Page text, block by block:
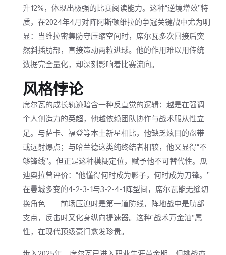
升12%，体现出极强的比赛阅读能力。这种“逆境增效”特
质，在2024年4月对阵阿斯顿维拉的争冠关键战中尤为明
显：当维拉密集防守压缩空间时，席尔瓦多次回接后突
然斜插肋部，直接策动两粒进球。他的作用难以用传统
数据完全量化，却深刻影响着比赛流向。
风格悖论
席尔瓦的成长轨迹暗含一种反直觉的逻辑：越是在强调
个人创造力的英超，他越依赖团队协作与战术服从性立
足。与萨卡、福登等本土新星相比，他缺乏炫目的盘带
或远射爆点；与哈兰德这类纯终结者相较，他又显得“不
够锋线”。但正是这种模糊定位，赋予他不可替代性。瓜
迪奥拉曾评价：“他懂得何时成为影子，何时成为刀锋。”
在曼城多变的4-2-3-1与3-2-4-1阵型间，席尔瓦能无缝切
换角色——前场压迫时是第一道防线，阵地战中是肋部
支点，反击时又化身纵向提速器。这种“战术万金油”属
性，在现代顶级豪门愈发珍贵。